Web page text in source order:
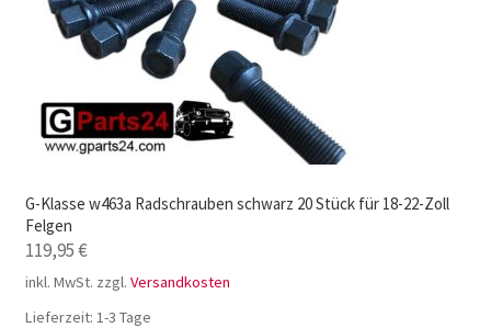
G-Klasse w463a Radschrauben schwarz 20 Stück für 18-22-Zoll
Felgen
119,95€
inkl. MwSt. zzgl. Versandkosten
Lieferzeit: 1-3 Tage